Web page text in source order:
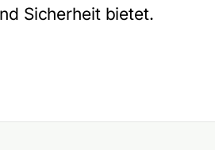
Sicherheit bietet.